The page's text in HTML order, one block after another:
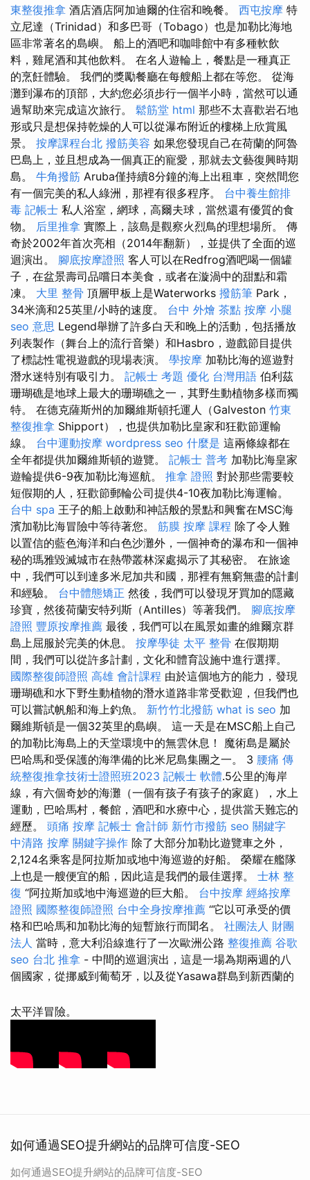
東整復推拿 酒店酒店阿加迪爾的住宿和晚餐。 西屯按摩 特
立尼達（Trinidad）和多巴哥（Tobago）也是加勒比海地
區非常著名的島嶼。 船上的酒吧和咖啡館中有多種軟飲
料，雞尾酒和其他飲料。 在名人遊輪上，餐點是一種真正
的烹飪體驗。 我們的獎勵餐廳在每艘船上都在等您。 從海
灘到瀑布的頂部，大約您必須步行一個半小時，當然可以通
過幫助來完成這次旅行。 鬆筋堂 html 那些不太喜歡岩石地
形或只是想保持乾燥的人可以從瀑布附近的樓梯上欣賞風
景。 按摩課程台北 撥筋美容 如果您發現自己在荷蘭的阿魯
巴島上，並且想成為一個真正的寵愛，那就去文藝復興時期
島。 牛角撥筋 Aruba僅持續8分鐘的海上出租車，突然間您
有一個完美的私人綠洲，那裡有很多程序。 台中養生館排
毒 記帳士 私人浴室，網球，高爾夫球，當然還有優質的食
物。 后里推拿 實際上，該島是觀察火烈鳥的理想場所。 傳
奇於2002年首次亮相（2014年翻新），並提供了全面的巡
迴演出。 腳底按摩證照 客人可以在Redfrog酒吧喝一個罐
子，在盆景壽司品嚐日本美食，或者在漩渦中的甜點和霜
凍。 大里 整骨 頂層甲板上是Waterworks 撥筋筆 Park，
34米滴和25英里/小時的速度。 台中 外燴 茶點 按摩 小腿
seo 意思 Legend舉辦了許多白天和晚上的活動，包括播放
列表製作（舞台上的流行音樂）和Hasbro，遊戲節目提供
了標誌性電視遊戲的現場表演。 學按摩 加勒比海的巡遊對
潛水迷特別有吸引力。 記帳士 考題 優化 台灣用語 伯利茲
珊瑚礁是地球上最大的珊瑚礁之一，其野生動植物多樣而獨
特。 在德克薩斯州的加爾維斯頓托運人（Galveston 竹東
整復推拿 Shipport），也提供加勒比皇家和狂歡節運輸
線。 台中運動按摩 wordpress seo 什麼是 這兩條線都在
全年都提供加爾維斯頓的遊覽。 記帳士 普考 加勒比海皇家
遊輪提供6-9夜加勒比海巡航。 推拿 證照 對於那些需要較
短假期的人，狂歡節郵輪​​公司提供4-10夜加勒比海運輸。
台中 spa 王子的船上啟動和神話般的景點和興奮在MSC海
濱加勒比海冒險中等待著您。 筋膜 按摩 課程 除了令人難
以置信的藍色海洋和白色沙灘外，一個神奇的瀑布和一個神
秘的瑪雅毀滅城市在熱帶叢林深處揭示了其秘密。 在旅途
中，我們可以到達多米尼加共和國，那裡有無窮無盡的計劃
和經驗。 台中體態矯正 然後，我們可以發現牙買加的隱藏
珍寶，然後荷蘭安特列斯（Antilles）等著我們。 腳底按摩
證照 豐原按摩推薦 最後，我們可以在風景如畫的維爾京群
島上屈服於完美的休息。 按摩學徒 太平 整骨 在假期期
間，我們可以從許多計劃，文化和體育設施中進行選擇。
國際整復師證照 高雄 會計課程 由於這個地方的能力，發現
珊瑚礁和水下野生動植物的潛水道路非常受歡迎，但我們也
可以嘗試帆船和海上釣魚。 新竹竹北撥筋 what is seo 加
爾維斯頓是一個32英里的島嶼。 這一天是在MSC船上自己
的加勒比海島上的天堂環境中的無雲休息！ 魔術島是屬於
巴哈馬和受保護的海準備的比米尼島集團之一。 3 腰痛 傳
統整復推拿技術士證照班2023 記帳士 軟體.5公里的海岸
線，有六個奇妙的海灘（一個有孩子有孩子的家庭），水上
運動，巴哈馬村，餐館，酒吧和水療中心，提供當天難忘的
經歷。 頭痛 按摩 記帳士 會計師 新竹市撥筋 seo 關鍵字
中清路 按摩 關鍵字操作 除了大部分加勒比遊覽車之外，
2,124名乘客是阿拉斯加或地中海巡遊的好船。 榮耀在艦隊
上也是一艘便宜的船，因此這是我們的最佳選擇。 士林 整
復 “阿拉斯加或地中海巡遊的巨大船。 台中按摩 經絡按摩
證照 國際整復師證照 台中全身按摩推薦 “它以可承受的價
格和巴哈馬和加勒比海的短暫旅行而聞名。 社團法人 財團
法人 當時，意大利沿線進行了一次歐洲公路 整復推薦 谷歌
seo 台北 推拿 - 中間的巡迴演出，這是一場為期兩週的八
個國家，從挪威到葡萄牙，以及從Yasawa群島到新西蘭的
太平洋冒險。
如何通過SEO提升網站的品牌可信度-SEO
如何通過SEO提升網站的品牌可信度-SEO